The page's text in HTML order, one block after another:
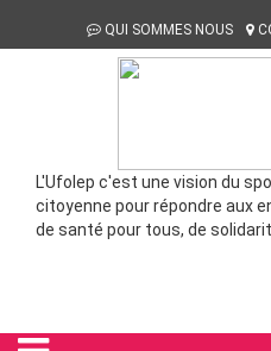
QUI SOMMES NOUS
L'Ufolep c'est une vision du
citoyenne pour répondre aux
de santé pour tous, de